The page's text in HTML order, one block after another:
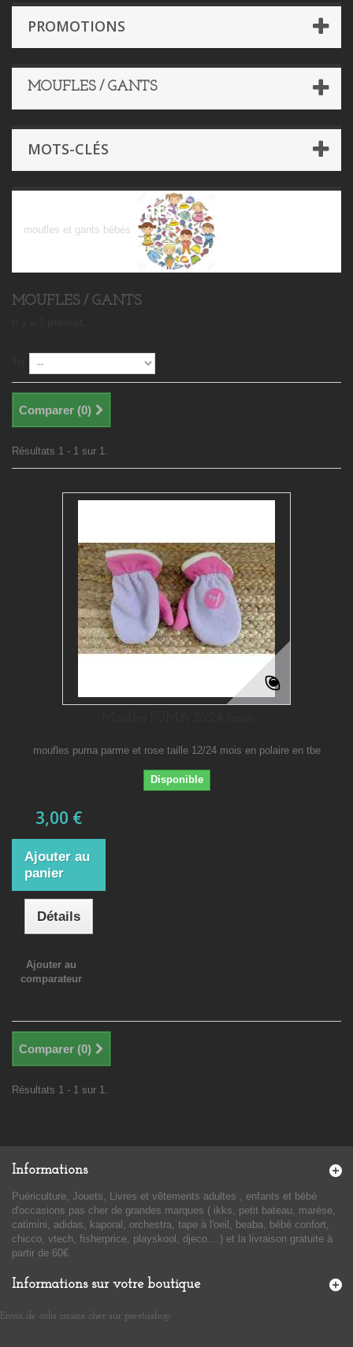
PROMOTIONS
MOUFLES / GANTS
MOTS-CLÉS
Moufles / Gants
moufles et gants bébés
MOUFLES / GANTS
Comparer (0)
Résultats 1 - 1 sur 1.
moufles puma parme et rose taille 12/24 mois en polaire en tbe
Disponible
3,00 €
Ajouter au
panier
Détails
Ajouter au
comparateur
Comparer (0)
Résultats 1 - 1 sur 1.
Informations
Puériculture, Jouets, Livres et vêtements adultes , enfants et bébé
d'occasions pas cher de grandes marques ( ikks, petit bateau, marése,
catimini, adidas, kaporal, orchestra, tape à l'oeil, beaba, bébé confort,
chicco, vtech, fisherprice, playskool, djeco....) et la livraison gratuite à
partir de 60€
Informations sur votre boutique
Envoi de colis moins cher sur prestashop